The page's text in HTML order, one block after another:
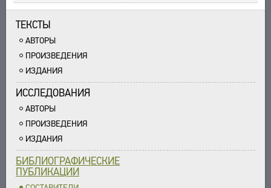
ТЕКСТЫ
АВТОРЫ
ПРОИЗВЕДЕНИЯ
ИЗДАНИЯ
ИССЛЕДОВАНИЯ
АВТОРЫ
ПРОИЗВЕДЕНИЯ
ИЗДАНИЯ
БИБЛИОГРАФИЧЕСКИЕ
ПУБЛИКАЦИИ